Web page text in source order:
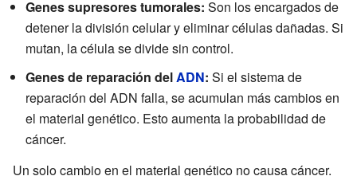
Genes supresores tumorales: Son los encargados de
detener la división celular y eliminar células dañadas. Si
mutan, la célula se divide sin control.
Genes de reparación delADN: Si el sistema de
reparación del ADN falla, se acumulan más cambios en
el material genético. Esto aumenta la probabilidad de
cáncer.
Un solo cambio en el material genético no causa cáncer.